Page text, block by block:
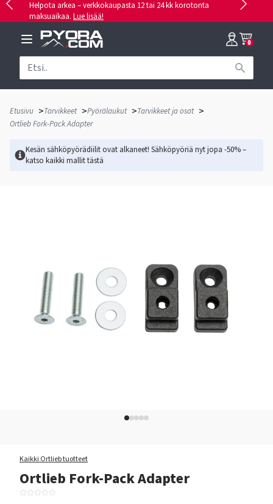
Helpota arkea – verkkokaupasta 12 tai 24 kk korotonta
maksuaikaa. Lue lisää!
0
Etusivu >Tarvikkeet >Pyörälaukut >Tarvikkeet ja osat >
Ortlieb Fork-Pack Adapter
Kesän sähköpyörädiilit ovat alkaneet! Sähköpyöriä nyt jopa -50% –
katso kaikki mallittästä
Kaikki Ortlieb tuotteet
Ortlieb Fork-Pack Adapter